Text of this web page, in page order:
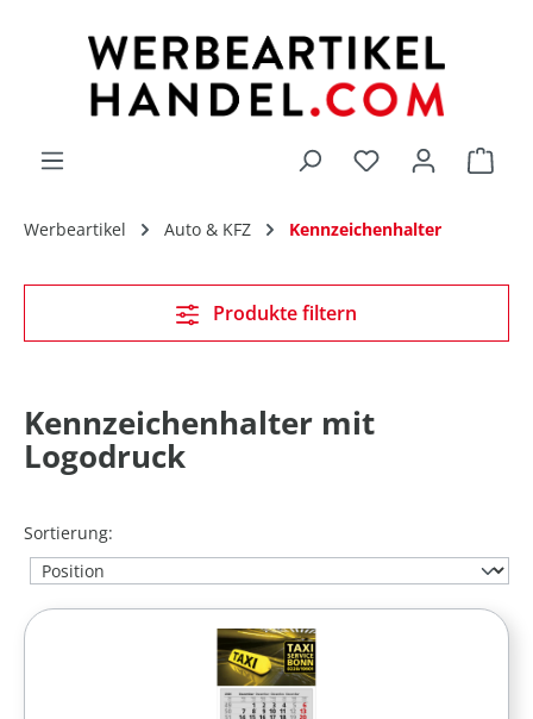
Du hast 0
Werbeartikel Auto & KFZ Kennzeichenhalter
Kennzeichenhalter mit
Logodruck
Sortierung:
Produkte filtern